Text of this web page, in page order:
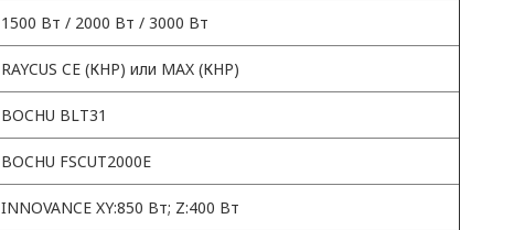
1500 Вт / 2000 Вт / 3000 Вт
RAYCUS CE (КНР) или MAX (КНР)
BOCHU BLT31
BOCHU FSCUT2000E
INNOVANCE XY:850 Вт; Z:400 Вт